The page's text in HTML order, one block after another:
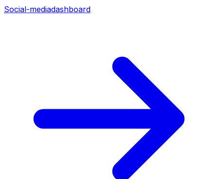
Social-mediadashboard